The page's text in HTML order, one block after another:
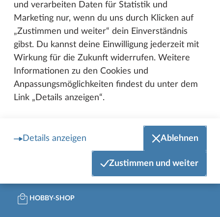
und verarbeiten Daten für Statistik und
Marketing nur, wenn du uns durch Klicken auf
„Zustimmen und weiter“ dein Einverständnis
gibst. Du kannst deine Einwilligung jederzeit mit
Wirkung für die Zukunft widerrufen. Weitere
Informationen zu den Cookies und
Anpassungsmöglichkeiten findest du unter dem
Link „Details anzeigen“.
Details anzeigen Ablehnen
Zustimmen und weiter
HOBBY AUF TIKTOK
Keine Hobby-News mehr verpassen?
Melde dich kostenlos an und erhalte unseren
Newsletter bequem in dein E-Mail Postfach.
Zum Newsletter anmelden
HOBBY-SHOP